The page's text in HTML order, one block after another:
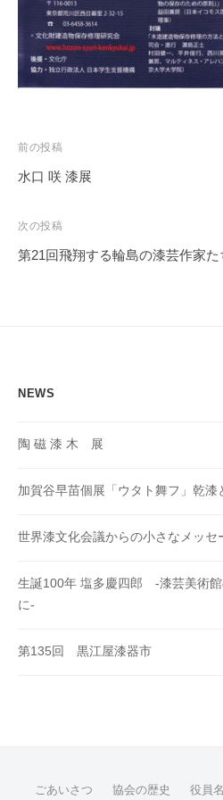
投
稿
ビ
ゲ
前の投稿
水口 咲 漆展
次の投稿
第21回飛翔する輪島の漆芸作家た
NEWS
陶 磁 漆 木 展
加賀谷早苗個展「ウタト舞フ」乾漆
世界漆文化会議からの小さなメッ
生誕100年 塩多慶四郎 -漆芸美術館
に-
第135回 黒江屋漆器市
ごあいさつ 協会の歴史 役員